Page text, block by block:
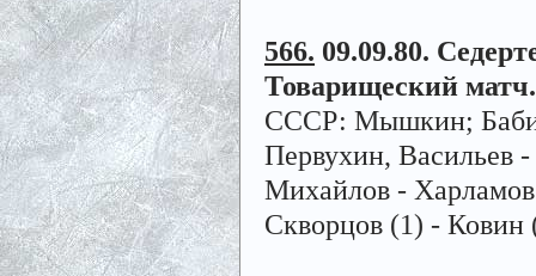
566. 09.09.80.
Товарищеский матч.
СССР: Мышкин;
Первухин, Васильев
Михайлов -
Скворцов (1) - Ковин